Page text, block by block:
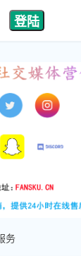
登陆
务